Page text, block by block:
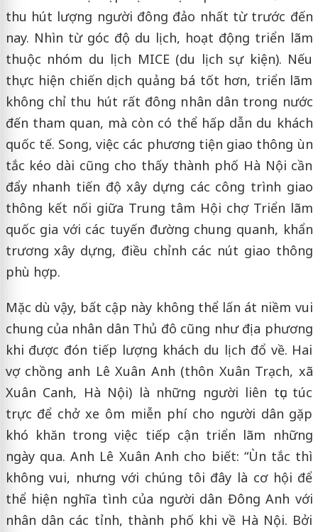
thu hút lượng người đông đảo nhất từ trước đến
nay. Nhìn từ góc độ du lịch, hoạt động triển lãm
thuộc nhóm du lịch MICE (du lịch sự kiện). Nếu
thực hiện chiến dịch quảng bá tốt hơn, triển lãm
không chỉ thu hút rất đông nhân dân trong nước
đến tham quan, mà còn có thể hấp dẫn du khách
quốc tế. Song, việc các phương tiện giao thông ùn
tắc kéo dài cũng cho thấy thành phố Hà Nội cần
đẩy nhanh tiến độ xây dựng các công trình giao
thông kết nối giữa Trung tâm Hội chợ Triển lãm
quốc gia với các tuyến đường chung quanh, khẩn
trương xây dựng, điều chỉnh các nút giao thông
phù hợp.
Mặc dù vậy, bất cập này không thể lấn át niềm vui
chung của nhân dân Thủ đô cũng như địa phương
khi được đón tiếp lượng khách du lịch đổ về. Hai
vợ chồng anh Lê Xuân Anh (thôn Xuân Trạch, xã
Xuân Canh, Hà Nội) là những người liên tục túc
trực để chở xe ôm miễn phí cho người dân gặp
khó khăn trong việc tiếp cận triển lãm những
ngày qua. Anh Lê Xuân Anh cho biết: “Ùn tắc thì
không vui, nhưng với chúng tôi đây là cơ hội để
thể hiện nghĩa tình của người dân Đông Anh với
nhân dân các tỉnh, thành phố khi về Hà Nội. Bởi